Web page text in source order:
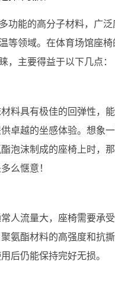
功能的高分子材料，广
等领域。在体育场馆座
，主要得益于以下几点：
料具有极佳的回弹性，
卓越的坐感体验。想象
泡沫制成的座椅上时，
么惬意！
人流量大，座椅需要承
氨酯材料的高强度和抗
后仍能保持完好无损。